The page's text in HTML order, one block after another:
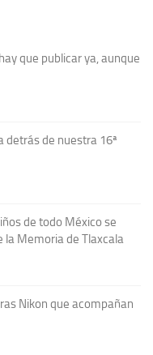
que publicar ya, aunque
detrás de nuestra 16ª
de todo México se
la Memoria de Tlaxcala
Nikon que acompañan